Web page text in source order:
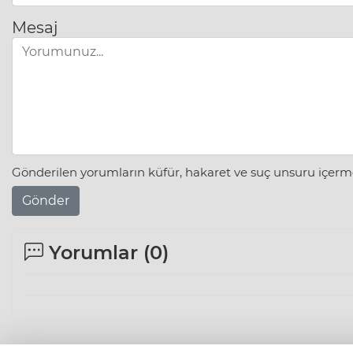
Mesaj
Gönderilen yorumların küfür, hakaret ve suç unsuru
Gönder
Yorumlar (0)